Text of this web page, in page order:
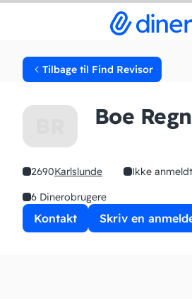
Tilbage til Find Revisor
Boe
2690Karlslunde
Ikke anmeldt
6 Dinerobrugere
Kontakt Skriv en